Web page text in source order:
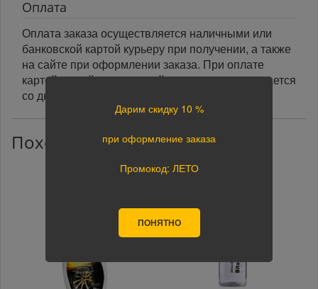
Оплата
Оплата заказа осуществляется наличными или
банковской картой курьеру при получении, а также
на сайте при оформлении заказа. При оплате
картой на сайте указанный срок доставки считается
со дня поступления оплаты.
Похожие товары
Дарим скидку 10 %
при оформление заказа
Промокод: ЛЕТО
ПОНЯТНО